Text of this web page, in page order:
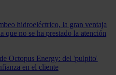
hidroeléctrico, la gran ventaja
que no se ha prestado la atención
Octopus Energy: del 'pulpito'
en el cliente